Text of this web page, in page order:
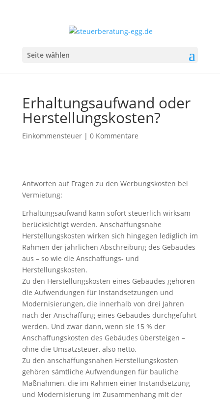
Seite wählen
Erhaltungsaufwand oder
Herstellungskosten?
Einkommensteuer| 0 Kommentare
Antworten auf Fragen zu den Werbungskosten bei
Vermietung:
Erhaltungsaufwand kann sofort steuerlich wirksam
berücksichtigt werden. Anschaffungsnahe
Herstellungskosten wirken sich hingegen lediglich im
Rahmen der jährlichen Abschreibung des Gebäudes
aus – so wie die Anschaffungs- und
Herstellungskosten.
Zu den Herstellungskosten eines Gebäudes gehören
die Aufwendungen für Instandsetzungen und
Modernisierungen, die innerhalb von drei Jahren
nach der Anschaffung eines Gebäudes durchgeführt
werden. Und zwar dann, wenn sie 15 % der
Anschaffungskosten des Gebäudes übersteigen –
ohne die Umsatzsteuer, also netto.
Zu den anschaffungsnahen Herstellungskosten
gehören sämtliche Aufwendungen für bauliche
Maßnahmen, die im Rahmen einer Instandsetzung
und Modernisierung im Zusammenhang mit der